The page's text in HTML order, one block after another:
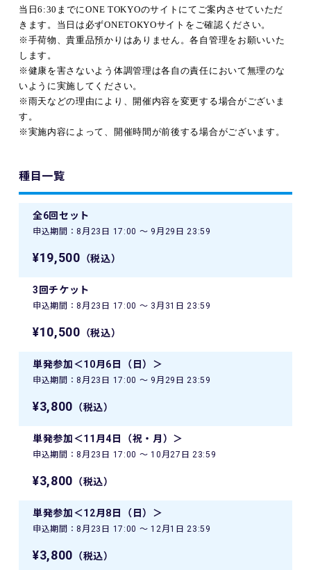
当日6:30 までにONE TOKYOのサイトにてご案内させていただ
きます。当日は必ずONETOKYOサイトをご確認ください。
※手荷物、貴重品預かりはありません。各自管理をお願いいた
します。
※健康を害さないよう体調管理は各自の責任において無理のな
いように実施してください。
※雨天などの理由により、開催内容を変更する場合がございま
す。
※実施内容によって、開催時間が前後する場合がございます。
種目一覧
全6回セット
申込期間：8月23日 17:00 〜 9月29日 23:59
¥19,500 （税込）
3回チケット
申込期間：8月23日 17:00 〜 3月31日 23:59
¥10,500 （税込）
単発参加＜10月6日（日）＞
申込期間：8月23日 17:00 〜 9月29日 23:59
¥3,800 （税込）
単発参加＜11月4日（祝・月）＞
申込期間：8月23日 17:00 〜 10月27日 23:59
¥3,800 （税込）
単発参加＜12月8日（日）＞
申込期間：8月23日 17:00 〜 12月1日 23:59
¥3,800 （税込）